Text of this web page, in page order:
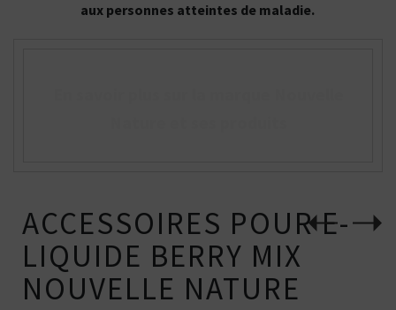
aux personnes atteintes de maladie.
ACCESSOIRES POUR E-
LIQUIDE BERRY MIX
NOUVELLE NATURE